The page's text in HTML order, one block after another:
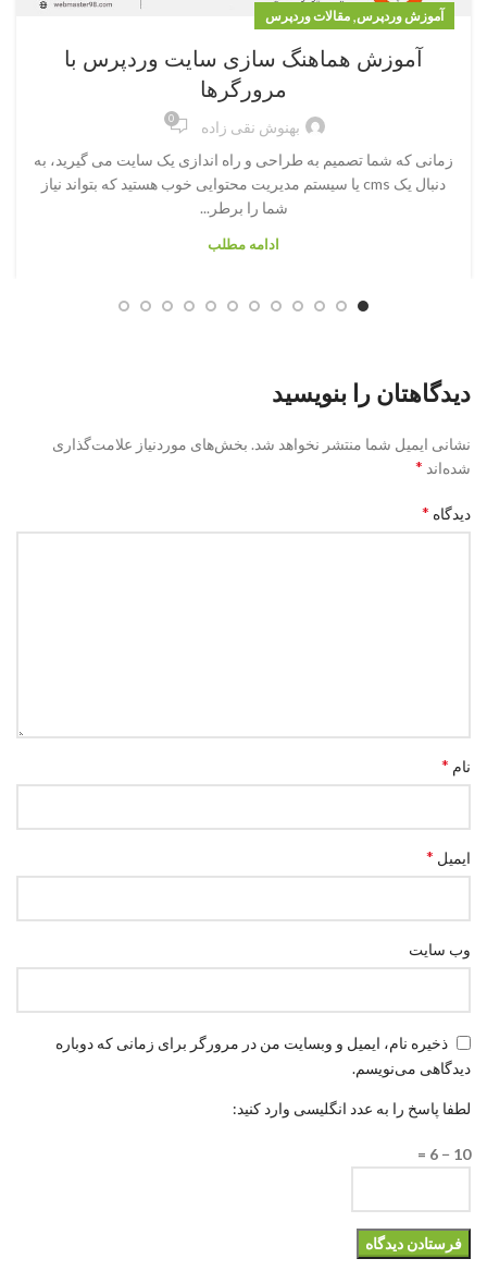
آموزش وردپرس, مقالات وردپرس
آموزش هماهنگ سازی سایت وردپرس با
مرورگرها
بهنوش نقی زاده 0
زمانی که شما تصمیم به طراحی و راه اندازی یک سایت می گیرید، به
دنبال یک cms یا سیستم مدیریت محتوایی خوب هستید که بتواند نیاز
شما را برطر...
ادامه مطلب
دیدگاهتان را بنویسید
نشانی ایمیل شما منتشر نخواهد شد. بخش‌های موردنیاز علامت‌گذاری
شده‌اند *
دیدگاه *
نام *
ایمیل *
وب‌ سایت
ذخیره نام، ایمیل و وبسایت من در مرورگر برای زمانی که دوباره
دیدگاهی می‌نویسم.
لطفا پاسخ را به عدد انگلیسی وارد کنید:
10 − 6 =